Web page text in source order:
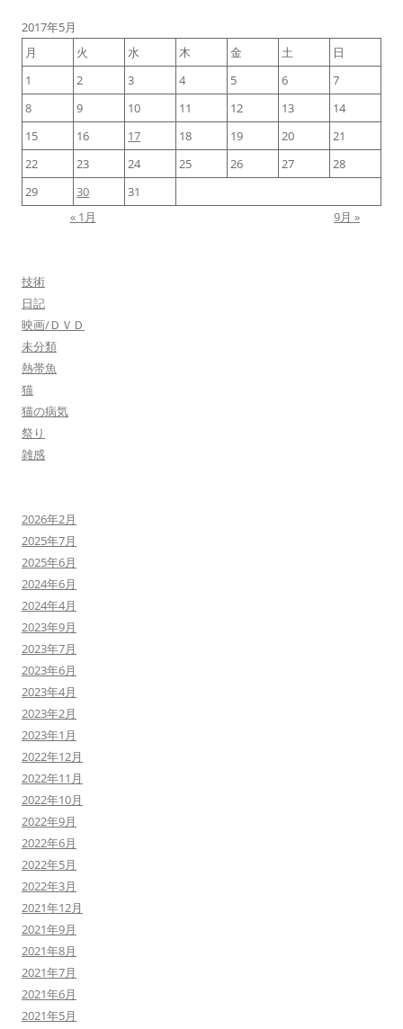
2017年5月
月
火 水 木 金 土
日
1
2 3 4 5 6
7
8
9 10 11 12 13
14
15
16 17 18 19 20
21
22
23 24 25 26 27
28
29
30
31
« 1月
9月 »
技術
日記
映画/ＤＶＤ
未分類
熱帯魚
猫
猫の病気
祭り
雑感
2026年2月
2025年7月
2025年6月
2024年6月
2024年4月
2023年9月
2023年7月
2023年6月
2023年4月
2023年2月
2023年1月
2022年12月
2022年11月
2022年10月
2022年9月
2022年6月
2022年5月
2022年3月
2021年12月
2021年9月
2021年8月
2021年7月
2021年6月
2021年5月